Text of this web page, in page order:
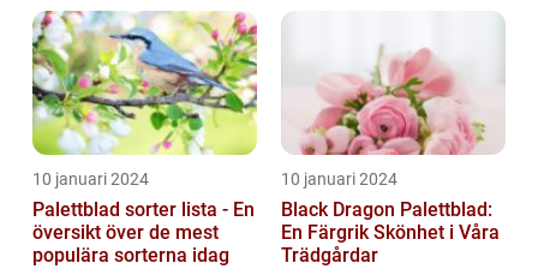
10 januari 2024
Palettblad sorter lista - En
översikt över de mest
populära sorterna idag
10 januari 2024
Black Dragon Palettblad:
En Färgrik Skönhet i Våra
Trädgårdar